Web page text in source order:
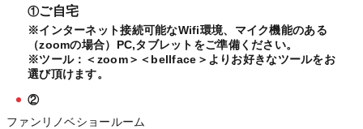
①ご自宅
※インターネット接続可能なWifi環境、マイク機能のある
（zoomの場合）PC,タブレットをご準備ください。
※ツール：＜zoom＞＜bellface＞よりお好きなツールをお
選び頂けます。
②
ファンリノベショールーム